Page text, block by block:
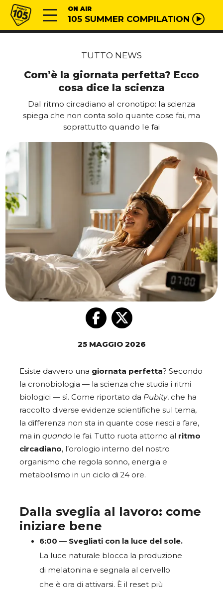
Vai al contenuto
Radio 105 ON AIR
105 SUMMER COMPILATION
TUTTO NEWS
Com’è la giornata perfetta? Ecco
cosa dice la scienza
Dal ritmo circadiano al cronotipo: la scienza
spiega che non conta solo quante cose fai, ma
soprattutto quando le fai
25 MAGGIO 2026
Esiste davvero una giornata perfetta? Secondo
la cronobiologia — la scienza che studia i ritmi
biologici — sì. Come riportato da Pubity, che ha
raccolto diverse evidenze scientifiche sul tema,
la differenza non sta in quante cose riesci a fare,
ma in quando le fai. Tutto ruota attorno al ritmo
circadiano, l’orologio interno del nostro
organismo che regola sonno, energia e
metabolismo in un ciclo di 24 ore.
Dalla sveglia al lavoro: come
iniziare bene
6:00 — Svegliati con la luce del sole.
La luce naturale blocca la produzione
di melatonina e segnala al cervello
che è ora di attivarsi. È il reset più